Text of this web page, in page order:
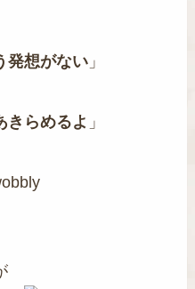
発想がない 」
きらめるよ 」